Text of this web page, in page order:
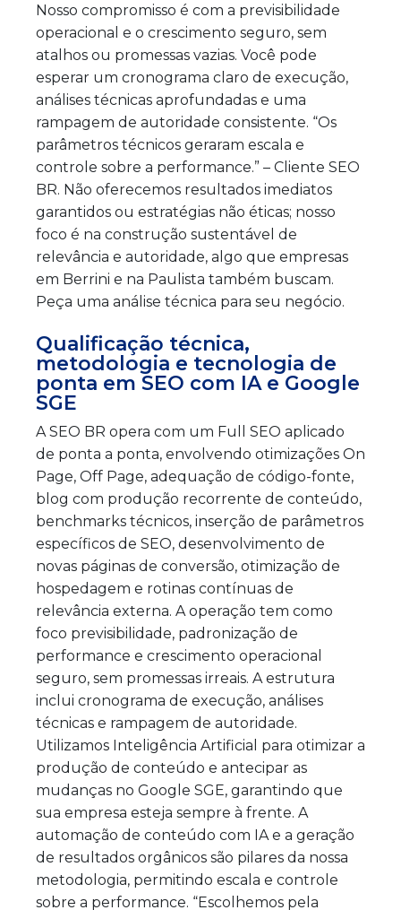
Nosso compromisso é com a previsibilidade
operacional e o crescimento seguro, sem
atalhos ou promessas vazias. Você pode
esperar um cronograma claro de execução,
análises técnicas aprofundadas e uma
rampagem de autoridade consistente. “Os
parâmetros técnicos geraram escala e
controle sobre a performance.” – Cliente SEO
BR. Não oferecemos resultados imediatos
garantidos ou estratégias não éticas; nosso
foco é na construção sustentável de
relevância e autoridade, algo que empresas
em Berrini e na Paulista também buscam.
Peça uma análise técnica para seu negócio.
Qualificação técnica,
metodologia e tecnologia de
ponta em SEO com IA e Google
SGE
A SEO BR opera com um Full SEO aplicado
de ponta a ponta, envolvendo otimizações On
Page, Off Page, adequação de código-fonte,
blog com produção recorrente de conteúdo,
benchmarks técnicos, inserção de parâmetros
específicos de SEO, desenvolvimento de
novas páginas de conversão, otimização de
hospedagem e rotinas contínuas de
relevância externa. A operação tem como
foco previsibilidade, padronização de
performance e crescimento operacional
seguro, sem promessas irreais. A estrutura
inclui cronograma de execução, análises
técnicas e rampagem de autoridade.
Utilizamos Inteligência Artificial para otimizar a
produção de conteúdo e antecipar as
mudanças no Google SGE, garantindo que
sua empresa esteja sempre à frente. A
automação de conteúdo com IA e a geração
de resultados orgânicos são pilares da nossa
metodologia, permitindo escala e controle
sobre a performance. “Escolhemos pela